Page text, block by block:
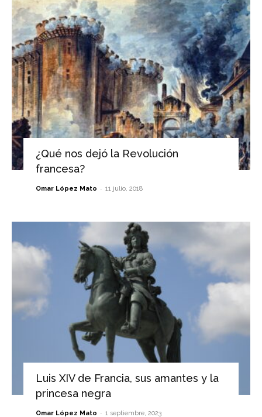
¿Qué nos dejó la Revolución
francesa?
Omar López Mato - 11 julio, 2018
Luis XIV de Francia, sus amantes y la
princesa negra
Omar López Mato - 1 septiembre, 2023